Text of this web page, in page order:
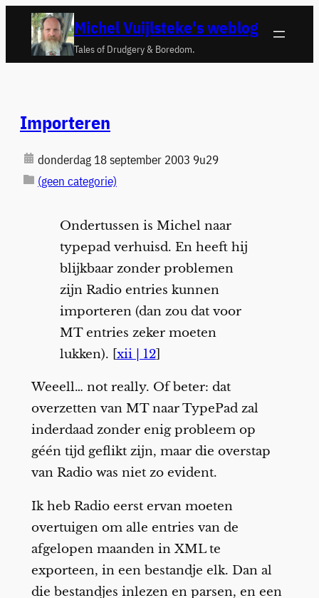
naar
Michel Vuijlsteke's weblog
Tales of Drudgery & Boredom.
Importeren
donderdag 18 september 2003 9u29
(geen categorie)
Ondertussen is Michel naar
typepad verhuisd. En heeft hij
blijkbaar zonder problemen
zijn Radio entries kunnen
importeren (dan zou dat voor
MT entries zeker moeten
lukken). [xii | 12]
Weeell… not really. Of beter: dat
overzetten van MT naar TypePad zal
inderdaad zonder enig probleem op
géén tijd geflikt zijn, maar die overstap
van Radio was niet zo evident.
Ik heb Radio eerst ervan moeten
overtuigen om alle entries van de
afgelopen maanden in XML te
exporteen, in een bestandje elk. Dan al
die bestandjes inlezen en parsen, en een